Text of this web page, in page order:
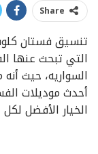
Share
تنسيق فستان
التي تبحث عنها
السواريه، حيث
أحدث موديلات
الخيار الأفضل لكل